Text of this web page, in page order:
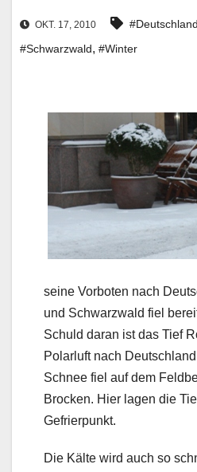
OKT. 17, 2010 #Deutschland
#Schwarzwald, #Winter
seine Vorboten nach
und Schwarzwald fiel
Schuld daran ist das Tief
Polarluft nach
Schnee fiel auf dem
Brocken. Hier lagen die
Gefrierpunkt.
Die Kälte wird auch so